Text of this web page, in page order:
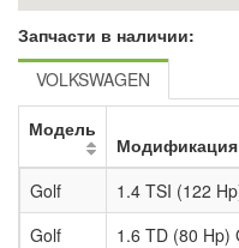
Запчасти в наличии:
VOLKSWAGEN
Модель
Модификация
Golf
1.4 TSI (122
Golf
1.6 TD (80 Hp)